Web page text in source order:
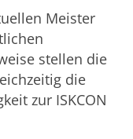
Meister
stellen die
die
zur ISKCON